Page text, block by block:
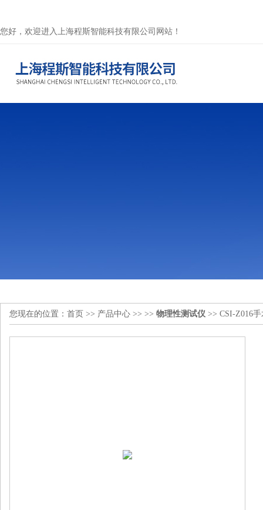
您好，欢迎进入上海程斯智能科技有限公司网站！
您现在的位置： 首页 >> 产品中心 >> >> 物理性测试仪 >> CSI-Z016